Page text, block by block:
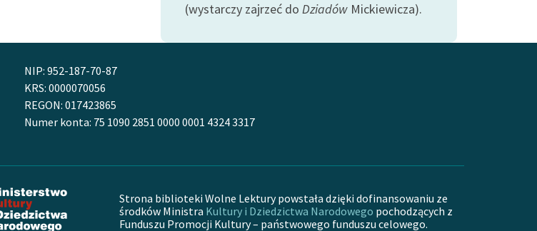
(wystarczy zajrzeć do Dziadów Mickiewicza).
NIP: 952-187-70-87
KRS: 0000070056
REGON: 017423865
Numer konta: 75 1090 2851 0000 0001 4324 3317
Strona biblioteki Wolne Lektury powstała dzięki dofinansowaniu ze
środków Ministra Kultury i Dziedzictwa Narodowego pochodzących z
Funduszu Promocji Kultury – państwowego funduszu celowego.